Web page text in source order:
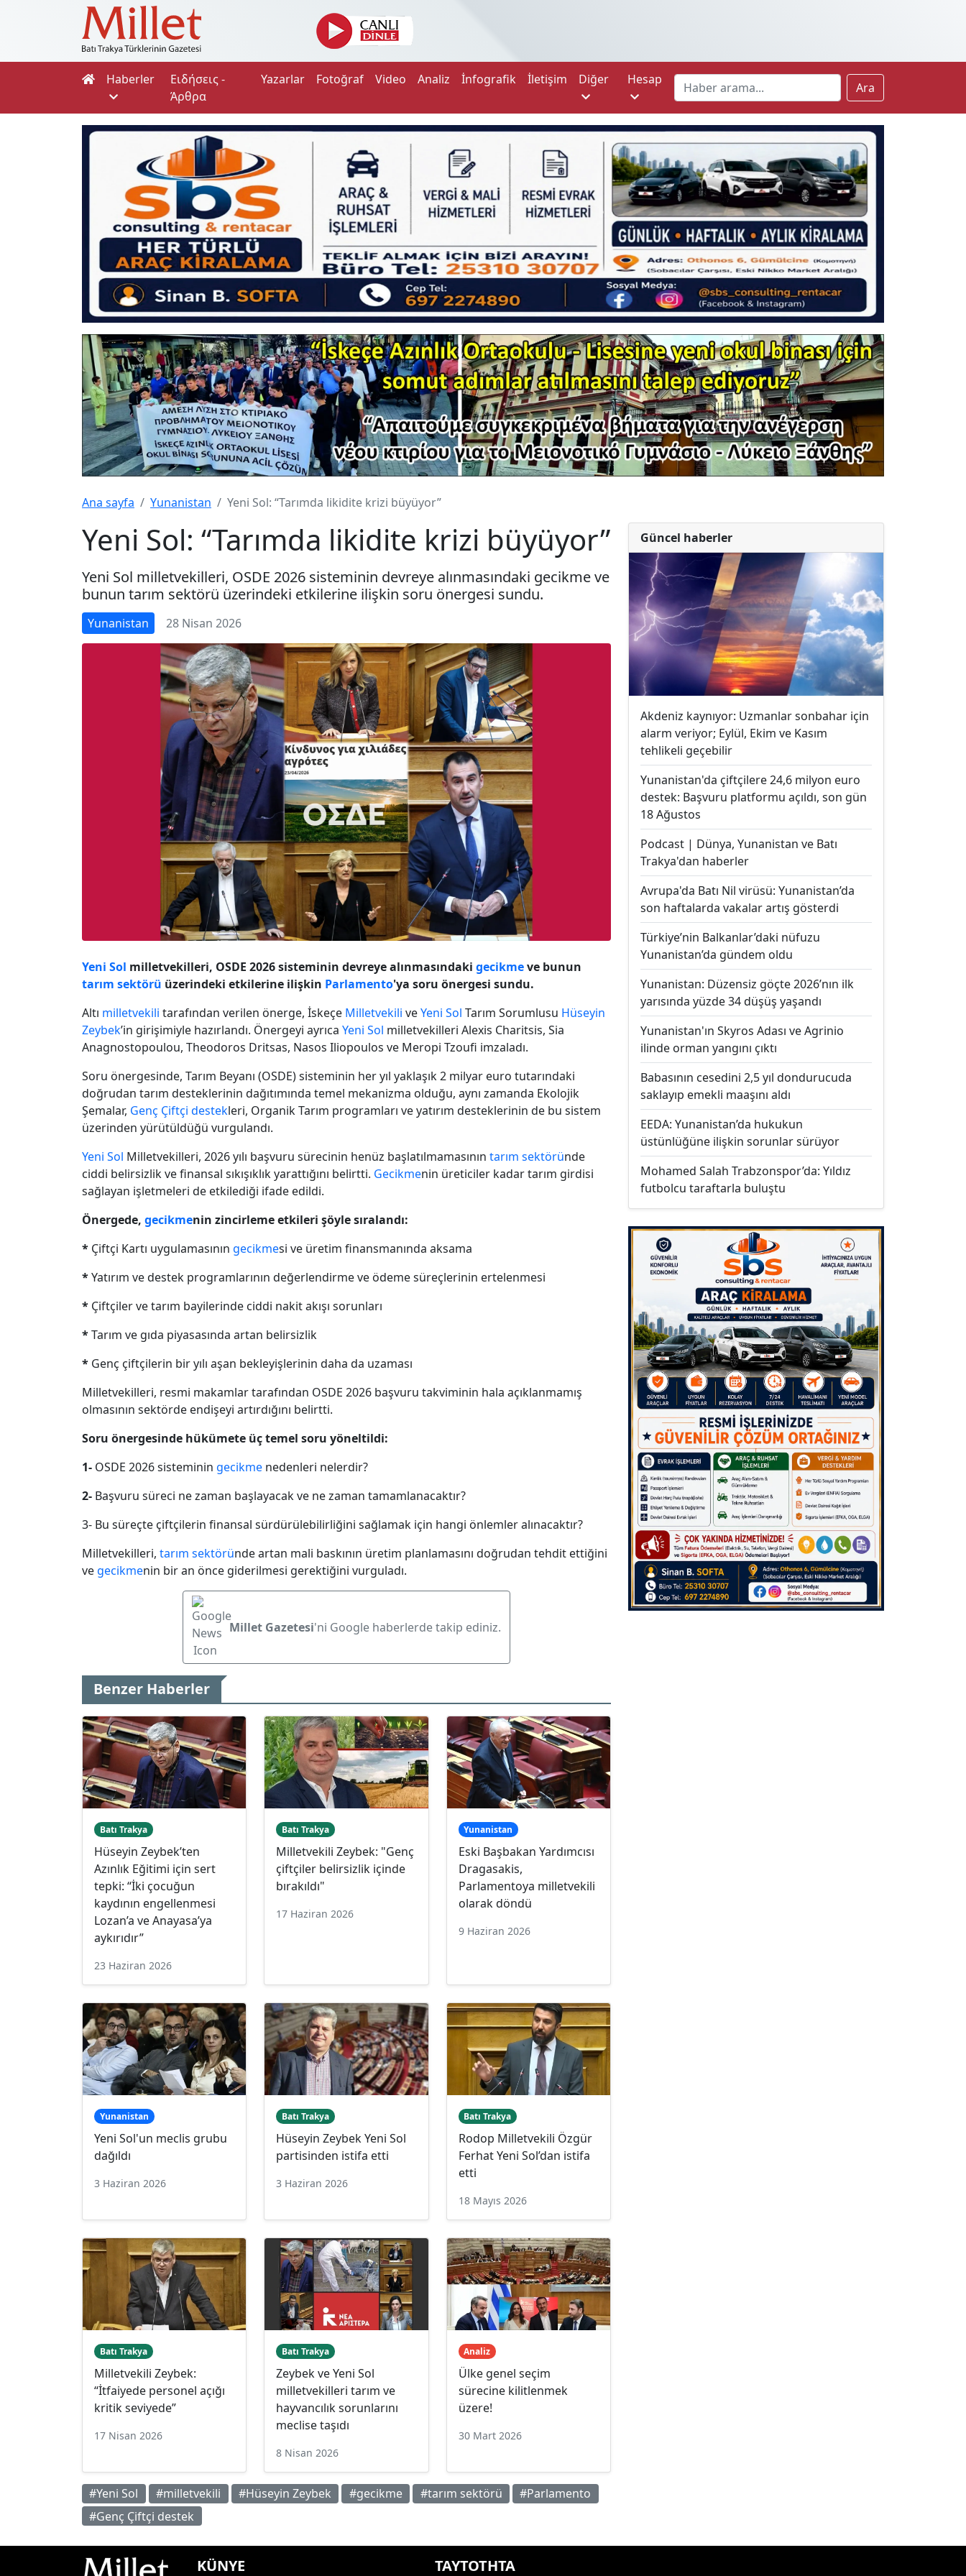
Haberler
Ειδήσεις -
Άρθρα
Yazarlar Fotoğraf Video Analiz İnfografik İletişim Diğer Hesap
Ara
Ana sayfa Yunanistan Yeni Sol: “Tarımda likidite krizi büyüyor”
Yeni Sol: “Tarımda likidite krizi büyüyor”
Yeni Sol milletvekilleri, OSDΕ 2026 sisteminin devreye alınmasındaki gecikme ve
bunun tarım sektörü üzerindeki etkilerine ilişkin soru önergesi sundu.
Yunanistan 28 Nisan 2026
Yeni Sol milletvekilleri, OSDΕ 2026 sisteminin devreye alınmasındaki gecikmeve bunun
tarım sektörü üzerindeki etkilerine ilişkin Parlamento'ya soru önergesi sundu.
Altı milletvekili tarafından verilen önerge, İskeçe Milletvekili veYeni Sol Tarım Sorumlusu Hüseyin
Zeybek’in girişimiyle hazırlandı. Önergeyi ayrıca Yeni Sol milletvekilleri Alexis Charitsis, Sia
Anagnostopoulou, Theodoros Dritsas, Nasos Iliopoulos ve Meropi Tzoufi imzaladı.
Soru önergesinde, Tarım Beyanı (OSDΕ) sisteminin her yıl yaklaşık 2 milyar euro tutarındaki
doğrudan tarım desteklerinin dağıtımında temel mekanizma olduğu, aynı zamanda Ekolojik
Şemalar, Genç Çiftçi destekleri, Organik Tarım programları ve yatırım desteklerinin de bu sistem
üzerinden yürütüldüğü vurgulandı.
Yeni Sol Milletvekilleri, 2026 yılı başvuru sürecinin henüz başlatılmamasının tarım sektöründe
ciddi belirsizlik ve finansal sıkışıklık yarattığını belirtti. Gecikmenin üreticiler kadar tarım girdisi
sağlayan işletmeleri de etkilediği ifade edildi.
Önergede, gecikmenin zincirleme etkileri şöyle sıralandı:
* Çiftçi Kartı uygulamasının gecikmesi ve üretim finansmanında aksama
*Yatırım ve destek programlarının değerlendirme ve ödeme süreçlerinin ertelenmesi
* Çiftçiler ve tarım bayilerinde ciddi nakit akışı sorunları
*Tarım ve gıda piyasasında artan belirsizlik
* Genç çiftçilerin bir yılı aşan bekleyişlerinin daha da uzaması
Milletvekilleri, resmi makamlar tarafından OSDΕ 2026 başvuru takviminin hala açıklanmamış
olmasının sektörde endişeyi artırdığını belirtti.
Soru önergesinde hükümete üç temel soru yöneltildi:
1- OSDΕ 2026 sisteminin gecikme nedenleri nelerdir?
2- Başvuru süreci ne zaman başlayacak ve ne zaman tamamlanacaktır?
3- Bu süreçte çiftçilerin finansal sürdürülebilirliğini sağlamak için hangi önlemler alınacaktır?
Milletvekilleri, tarım sektöründe artan mali baskının üretim planlamasını doğrudan tehdit ettiğini
ve gecikmenin bir an önce giderilmesi gerektiğini vurguladı.
Millet Gazetesi'ni Google haberlerde takip ediniz.
Benzer Haberler
Batı Trakya
Hüseyin Zeybek’ten
Azınlık Eğitimi için sert
tepki: “İki çocuğun
kaydının engellenmesi
Lozan’a ve Anayasa’ya
aykırıdır”
23 Haziran 2026
Batı Trakya
Milletvekili Zeybek: "Genç
çiftçiler belirsizlik içinde
bırakıldı"
17 Haziran 2026
Yunanistan
Eski Başbakan Yardımcısı
Dragasakis,
Parlamentoya milletvekili
olarak döndü
9 Haziran 2026
Yunanistan
Yeni Sol'un meclis grubu
dağıldı
3 Haziran 2026
Batı Trakya
Hüseyin Zeybek Yeni Sol
partisinden istifa etti
3 Haziran 2026
Batı Trakya
Rodop Milletvekili Özgür
Ferhat Yeni Sol’dan istifa
etti
18 Mayıs 2026
Batı Trakya
Milletvekili Zeybek:
“İtfaiyede personel açığı
kritik seviyede”
17 Nisan 2026
Batı Trakya
Zeybek ve Yeni Sol
milletvekilleri tarım ve
hayvancılık sorunlarını
meclise taşıdı
8 Nisan 2026
Analiz
Ülke genel seçim
sürecine kilitlenmek
üzere!
30 Mart 2026
#Yeni Sol #milletvekili #Hüseyin Zeybek #gecikme #tarım sektörü
#Parlamento
#Genç Çiftçi destek
Güncel haberler
Akdeniz kaynıyor: Uzmanlar sonbahar için
alarm veriyor; Eylül, Ekim ve Kasım
tehlikeli geçebilir
Yunanistan'da çiftçilere 24,6 milyon euro
destek: Başvuru platformu açıldı, son gün
18 Ağustos
Podcast | Dünya, Yunanistan ve Batı
Trakya'dan haberler
Avrupa'da Batı Nil virüsü: Yunanistan’da
son haftalarda vakalar artış gösterdi
Türkiye’nin Balkanlar’daki nüfuzu
Yunanistan’da gündem oldu
Yunanistan: Düzensiz göçte 2026’nın ilk
yarısında yüzde 34 düşüş yaşandı
Yunanistan'ın Skyros Adası ve Agrinio
ilinde orman yangını çıktı
Babasının cesedini 2,5 yıl dondurucuda
saklayıp emekli maaşını aldı
EEDA: Yunanistan’da hukukun
üstünlüğüne ilişkin sorunlar sürüyor
Mohamed Salah Trabzonspor’da: Yıldız
futbolcu taraftarla buluştu
KÜNYE ΤΑΥΤΟΤΗΤΑ